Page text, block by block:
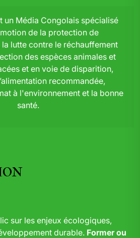
un Média Congolais spécialisé
de la protection de
la lutte contre le réchauffement
des espèces animales et
et en voie de disparition,
recommandée,
à l'environnement et la bonne
santé.
sur les enjeux écologiques,
durable. Former ou